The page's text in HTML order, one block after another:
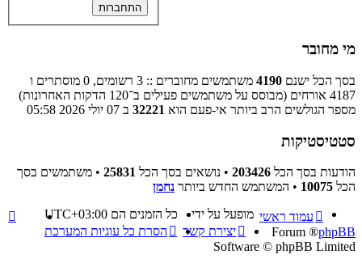
מי מחובר
בסך הכל ישנם 4190
משתמשים מחוברים :: 3 רשומים, 0 מוסתרים ו
4187 אורחים (מבוסס על משתמשים פעילים ב־120 הדקות האחרונות)
מספר הגולשים הרב ביותר אי-פעם הוא 32221 ב 07 יולי 2026 05:58
סטטיסטיקות
הודעות בסך הכל 203426 • נושאים בסך הכל 25831 • משתמשים בסך
הכל 10075 • המשתמש החדש ביותר נחמן
עמוד ראשי כל הזמנים הם UTC+03:00
הסרת כל עוגיות המערכת
יצירת קשר
מופעל על ידי
phpBB
® Forum
Software © phpBB Limited